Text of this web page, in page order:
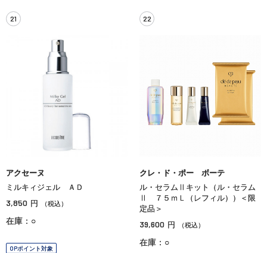
21
アクセーヌ
ミルキィジェル ＡＤ
3,850 円 （税込）
在庫：○
OPポイント対象
22
クレ・ド・ポー ボーテ
ル・セラムⅡキット（ル・セラム
Ⅱ ７５ｍＬ（レフィル））＜限
定品＞
39,600 円 （税込）
在庫：○